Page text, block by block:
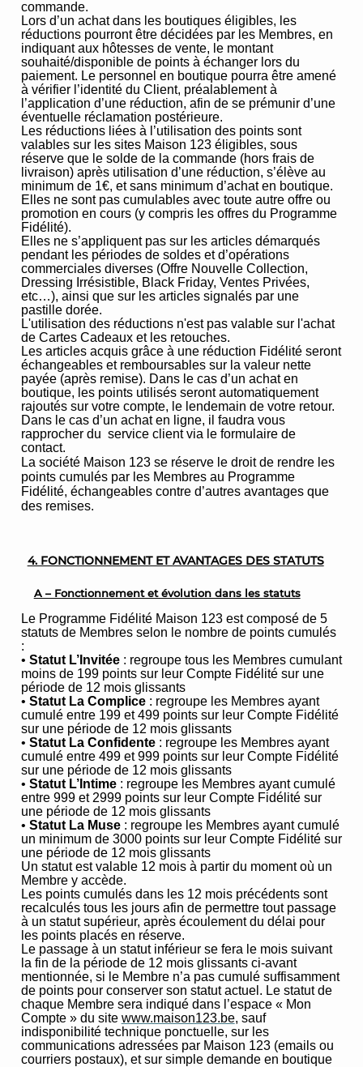
commande.
Lors d’un achat dans les boutiques éligibles, les
réductions pourront être décidées par les Membres, en
indiquant aux hôtesses de vente, le montant
souhaité/disponible de points à échanger lors du
paiement. Le personnel en boutique pourra être amené
à vérifier l’identité du Client, préalablement à
l’application d’une réduction, afin de se prémunir d’une
éventuelle réclamation postérieure.
Les réductions liées à l’utilisation des points sont
valables sur les sites Maison 123 éligibles, sous
réserve que le solde de la commande (hors frais de
livraison) après utilisation d’une réduction, s’élève au
minimum de 1€, et sans minimum d’achat en boutique.
Elles ne sont pas cumulables avec toute autre offre ou
promotion en cours (y compris les offres du Programme
Fidélité).
Elles ne s’appliquent pas sur les articles démarqués
pendant les périodes de soldes et d’opérations
commerciales diverses (Offre Nouvelle Collection,
Dressing Irrésistible, Black Friday, Ventes Privées,
etc…), ainsi que sur les articles signalés par une
pastille dorée.
L'utilisation des réductions n'est pas valable sur l'achat
de Cartes Cadeaux et les retouches.
Les articles acquis grâce à une réduction Fidélité seront
échangeables et remboursables sur la valeur nette
payée (après remise). Dans le cas d’un achat en
boutique, les points utilisés seront automatiquement
rajoutés sur votre compte, le lendemain de votre retour.
Dans le cas d’un achat en ligne, il faudra vous
rapprocher du service client via le formulaire de
contact.
La société Maison 123 se réserve le droit de rendre les
points cumulés par les Membres au Programme
Fidélité, échangeables contre d’autres avantages que
des remises.
4. FONCTIONNEMENT ET AVANTAGES DES STATUTS
A – Fonctionnement et évolution dans les statuts
Le Programme Fidélité Maison 123 est composé de 5
statuts de Membres selon le nombre de points cumulés
:
• Statut L’Invitée: regroupe tous les Membres cumulant
moins de 199 points sur leur Compte Fidélité sur une
période de 12 mois glissants
• Statut La Complice: regroupe les Membres ayant
cumulé entre 199 et 499 points sur leur Compte Fidélité
sur une période de 12 mois glissants
• Statut La Confidente: regroupe les Membres ayant
cumulé entre 499 et 999 points sur leur Compte Fidélité
sur une période de 12 mois glissants
• Statut L’Intime: regroupe les Membres ayant cumulé
entre 999 et 2999 points sur leur Compte Fidélité sur
une période de 12 mois glissants
• Statut La Muse: regroupe les Membres ayant cumulé
un minimum de 3000 points sur leur Compte Fidélité sur
une période de 12 mois glissants
Un statut est valable 12 mois à partir du moment où un
Membre y accède.
Les points cumulés dans les 12 mois précédents sont
recalculés tous les jours afin de permettre tout passage
à un statut supérieur, après écoulement du délai pour
les points placés en réserve.
Le passage à un statut inférieur se fera le mois suivant
la fin de la période de 12 mois glissants ci-avant
mentionnée, si le Membre n’a pas cumulé suffisamment
de points pour conserver son statut actuel. Le statut de
chaque Membre sera indiqué dans l’espace « Mon
Compte » du site www.maison123.be, sauf
indisponibilité technique ponctuelle, sur les
communications adressées par Maison 123 (emails ou
courriers postaux), et sur simple demande en boutique